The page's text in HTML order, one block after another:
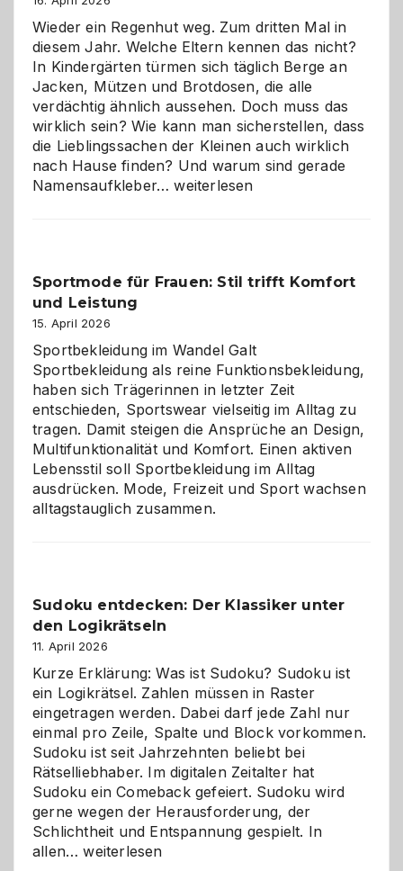
Wieder ein Regenhut weg. Zum dritten Mal in
diesem Jahr. Welche Eltern kennen das nicht?
In Kindergärten türmen sich täglich Berge an
Jacken, Mützen und Brotdosen, die alle
verdächtig ähnlich aussehen. Doch muss das
wirklich sein? Wie kann man sicherstellen, dass
die Lieblingssachen der Kleinen auch wirklich
nach Hause finden? Und warum sind gerade
Namensaufkleber…Namensaufkleber
gegen
Chaos
weiterlesen
Sportmode für Frauen: Stil trifft Komfort
und Leistung
15. April 2026
Sportbekleidung im Wandel Galt
Sportbekleidung als reine Funktionsbekleidung,
haben sich Trägerinnen in letzter Zeit
entschieden, Sportswear vielseitig im Alltag zu
tragen. Damit steigen die Ansprüche an Design,
Multifunktionalität und Komfort. Einen aktiven
Lebensstil soll Sportbekleidung im Alltag
ausdrücken. Mode, Freizeit und Sport wachsen
alltagstauglich zusammen.
Sudoku entdecken: Der Klassiker unter
den Logikrätseln
11. April 2026
Kurze Erklärung: Was ist Sudoku? Sudoku ist
ein Logikrätsel. Zahlen müssen in Raster
eingetragen werden. Dabei darf jede Zahl nur
einmal pro Zeile, Spalte und Block vorkommen.
Sudoku ist seit Jahrzehnten beliebt bei
Rätselliebhaber. Im digitalen Zeitalter hat
Sudoku ein Comeback gefeiert. Sudoku wird
gerne wegen der Herausforderung, der
Schlichtheit und Entspannung gespielt. In
allen…Sudoku
weiterlesen